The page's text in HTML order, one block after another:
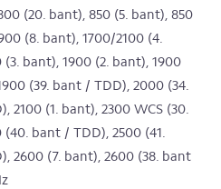
(20. bant), 850 (5. bant), 850
(8. bant), 1700/2100 (4.
(3. bant), 1900 (2. bant), 1900
(39. bant / TDD), 2000 (34.
2100 (1. bant), 2300 WCS (30.
(40. bant / TDD), 2500 (41.
2600 (7. bant), 2600 (38. bant